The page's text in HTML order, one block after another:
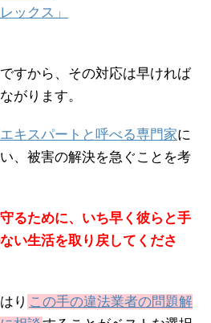
ックス」
すから、その対応は早ければ
がります。
キスパートと呼べる専門家に
、被害の解決を急ぐことを考
るために、いち早く彼らと手
い生活を取り戻してくださ
り この手の違法業者の問題解